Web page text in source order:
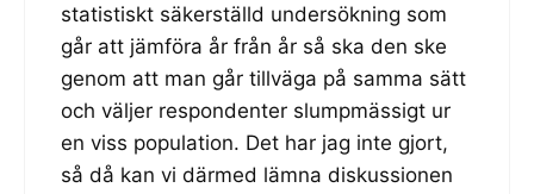
statistiskt säkerställd undersökning som
går att jämföra år från år så ska den ske
genom att man går tillväga på samma sätt
och väljer respondenter slumpmässigt ur
en viss population. Det har jag inte gjort,
så då kan vi därmed lämna diskussionen